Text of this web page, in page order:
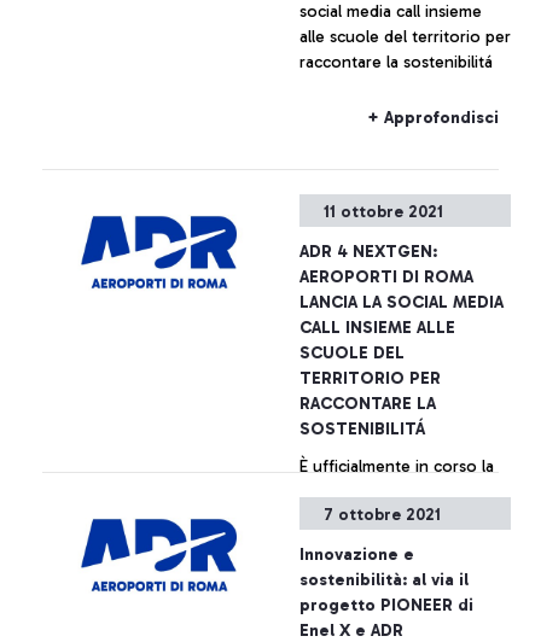
del 60-90%.
social media call insieme
alle scuole del territorio per
raccontare la sostenibilitá
+ Approfondisci
11 ottobre 2021
ADR 4 NEXTGEN:
AEROPORTI DI ROMA
LANCIA LA SOCIAL MEDIA
CALL INSIEME ALLE
SCUOLE DEL
TERRITORIO PER
RACCONTARE LA
SOSTENIBILITÁ
È ufficialmente in corso la
NextGen, concorso dal
carattere “social” rivolto
agli studenti degli ISS Paolo
Baffi e Leonardo Da Vinci
del Comune di Fiumicino,
+ Approfondisci
7 ottobre 2021
Innovazione e
sostenibilità: al via il
progetto PIONEER di
Enel X e ADR